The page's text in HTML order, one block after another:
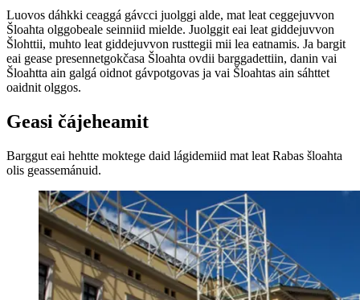
Luovos dáhkki ceaggá gávcci juolggi alde, mat leat ceggejuvvon
Šloahta olggobeale seinniid mielde. Juolggit eai leat giddejuvvon
Šlohttii, muhto leat giddejuvvon rusttegii mii lea eatnamis. Ja bargit
eai gease presennetgokčasa Šloahta ovdii barggadettiin, danin vai
Šloahtta ain galgá oidnot gávpotgovas ja vai Šloahtas ain sáhttet
oaidnit olggos.
Geasi čájeheamit
Barggut eai hehtte moktege daid lágidemiid mat leat Rabas šloahta
olis geassemánuid.